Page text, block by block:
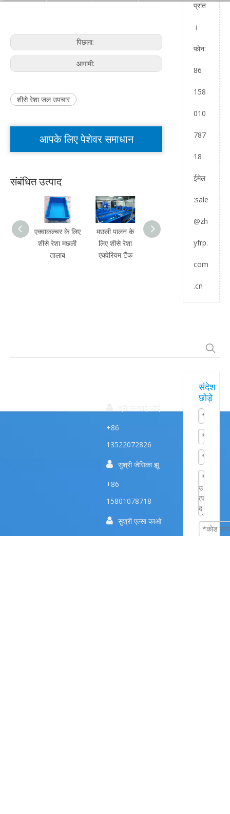
पिछला:
आगामी:
शीसे रेशा जल उपचार
आपके लिए पेशेवर समाधान
संबंधित उत्पाद
एक्वाकल्चर के लिए
शीसे रेशा मछली
तालाब
मछली पालन के
लिए शीसे रेशा
एक्वेरियम टैंक
एक्वाकल्चर मछली
फार्म के लिए शीसे
रेशा आयताकार
शीसे
कृषि
बड़ी
प्रांत
।
फोन:
86
158
010
787
18
ईमेल
:sale
@zh
yfrp.
com
.cn
+86
13522072826
 सुश्री जेसिका झू
+86
15801078718
 सुश्री एल्सा काओ
संदेश
छोड़े